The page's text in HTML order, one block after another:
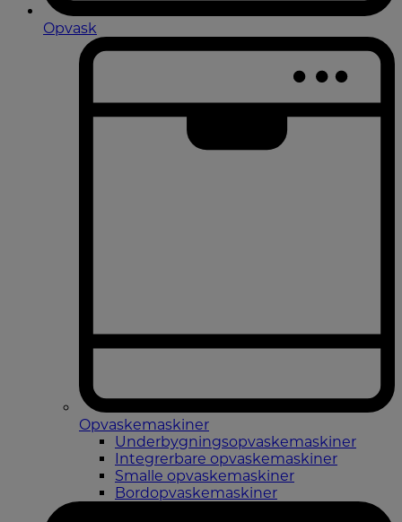
Opvask
Opvaskemaskiner
Underbygningsopvaskemaskiner
Integrerbare opvaskemaskiner
Smalle opvaskemaskiner
Bordopvaskemaskiner